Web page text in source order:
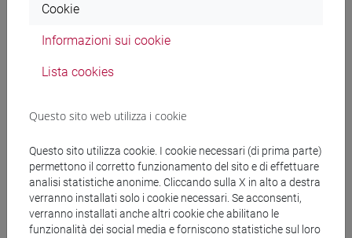
Materiali didattici
Corsi di studio e percorsi
[LM3] LINGUE E LETTERATURE EUROPEE,
AMERICANE E POSTCOLONIALI - Laurea
magistrale (DM270)
Cookie
Informazioni sui cookie
Lista cookies
Questo sito web utilizza i cookie
Questo sito utilizza cookie. I cookie necessari (di prima parte)
permettono il corretto funzionamento del sito e di effettuare
analisi statistiche anonime. Cliccando sulla X in alto a destra
verranno installati solo i cookie necessari. Se acconsenti,
verranno installati anche altri cookie che abilitano le
funzionalità dei social media e forniscono statistiche sul loro